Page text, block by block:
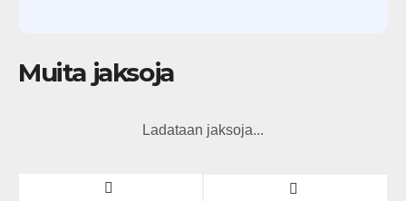
Muita jaksoja
Ladataan jaksoja...